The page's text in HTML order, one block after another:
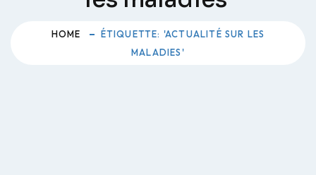
HOME
ÉTIQUETTE: 'ACTUALITÉ SUR LES
MALADIES'